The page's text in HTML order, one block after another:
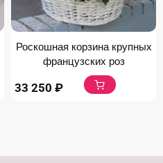
Роскошная корзина крупных
французских роз
33 250 ₽